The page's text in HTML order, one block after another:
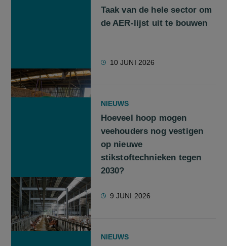
Taak van de hele sector om
de AER-lijst uit te bouwen
10 JUNI 2026
NIEUWS
Hoeveel hoop mogen
veehouders nog vestigen
op nieuwe
stikstoftechnieken tegen
2030?
9 JUNI 2026
NIEUWS